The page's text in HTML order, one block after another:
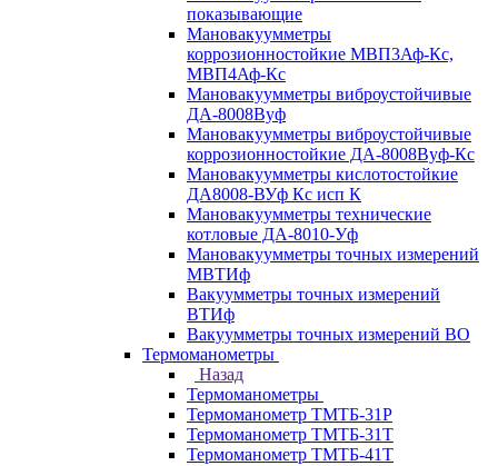
показывающие
Мановакуумметры
коррозионностойкие МВП3Аф-Кс,
МВП4Аф-Кс
Мановакуумметры виброустойчивые
ДА-8008Вуф
Мановакуумметры виброустойчивые
коррозионностойкие ДА-8008Вуф-Кс
Мановакуумметры кислотостойкие
ДА8008-ВУф Кс исп К
Мановакуумметры технические
котловые ДА-8010-Уф
Мановакуумметры точных измерений
МВТИф
Вакуумметры точных измерений
ВТИф
Вакуумметры точных измерений ВО
Термоманометры
Назад
Термоманометры
Термоманометр ТМТБ-31Р
Термоманометр ТМТБ-31Т
Термоманометр ТМТБ-41Т